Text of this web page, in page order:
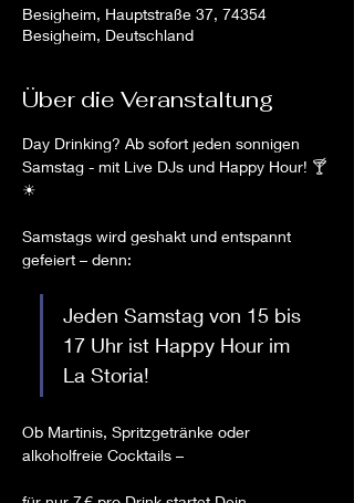
Besigheim, Hauptstraße 37, 74354
Besigheim, Deutschland
Über die Veranstaltung
Day Drinking? Ab sofort jeden sonnigen
Samstag - mit Live DJs und Happy Hour! 🍸
☀
Samstags wird geshakt und entspannt
gefeiert – denn:
Jeden Samstag von 15 bis
17 Uhr ist Happy Hour im
La Storia!
Ob Martinis, Spritzgetränke oder
alkoholfreie Cocktails –